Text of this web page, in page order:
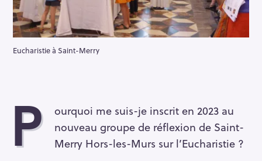
Eucharistie à Saint-Merry
P
ourquoi me suis-je inscrit en 2023 au
nouveau groupe de réflexion de Saint-
Merry Hors-les-Murs sur l’Eucharistie ?